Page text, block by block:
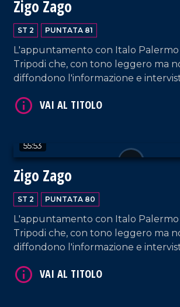
Zigo Zago
ST 2 PUNTATA 81
L'appuntamento con Italo Palermo
Tripodi che, con tono leggero ma
diffondono l'informazione e
Lamezia Terme.
55:53
Zigo Zago
ST 2 PUNTATA 80
L'appuntamento con Italo Palermo
Tripodi che, con tono leggero ma
diffondono l'informazione e
Lamezia Terme.
VAI AL TITOLO
VAI AL TITOLO